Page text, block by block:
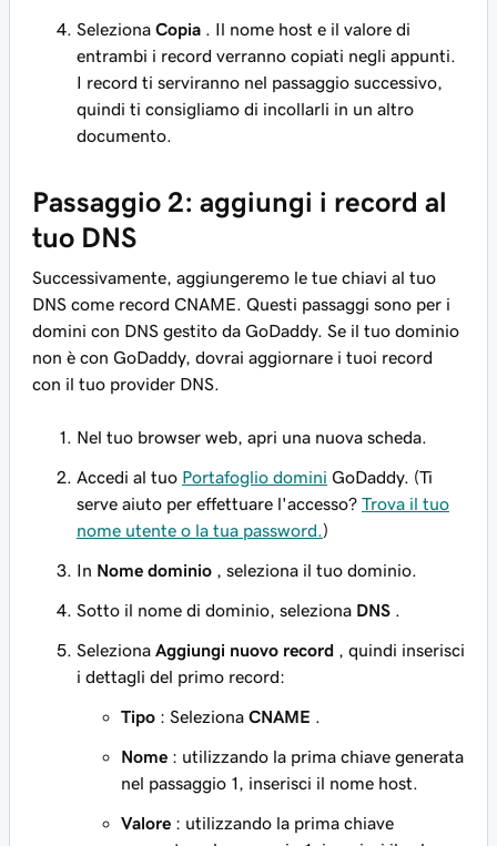
Seleziona Copia . Il nome host e il valore di
entrambi i record verranno copiati negli appunti.
I record ti serviranno nel passaggio successivo,
quindi ti consigliamo di incollarli in un altro
documento.
Passaggio 2: aggiungi i record al
tuo DNS
Successivamente, aggiungeremo le tue chiavi al tuo
DNS come record CNAME. Questi passaggi sono per i
domini con DNS gestito da GoDaddy. Se il tuo dominio
non è con GoDaddy, dovrai aggiornare i tuoi record
con il tuo provider DNS.
Nel tuo browser web, apri una nuova scheda.
Accedi al tuo Portafoglio domini GoDaddy. (Ti
serve aiuto per effettuare l'accesso? Trova il tuo
nome utente o la tua password.)
In Nome dominio , seleziona il tuo dominio.
Sotto il nome di dominio, seleziona DNS .
Seleziona Aggiungi nuovo record , quindi inserisci
i dettagli del primo record:
Tipo : Seleziona CNAME .
Nome : utilizzando la prima chiave generata
nel passaggio 1, inserisci il nome host.
Valore : utilizzando la prima chiave